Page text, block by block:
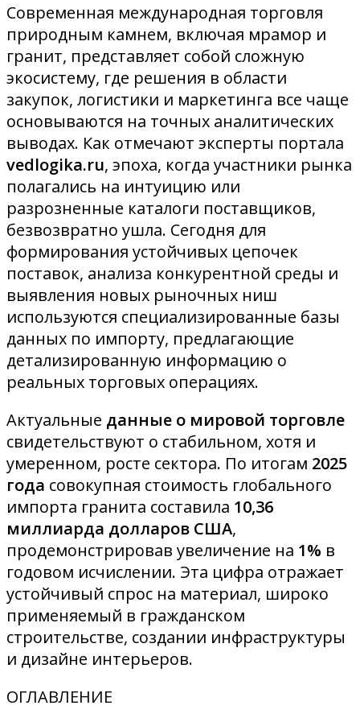
Современная международная торговля
природным камнем, включая мрамор и
гранит, представляет собой сложную
экосистему, где решения в области
закупок, логистики и маркетинга все чаще
основываются на точных аналитических
выводах. Как отмечают эксперты портала
vedlogika.ru, эпоха, когда участники рынка
полагались на интуицию или
разрозненные каталоги поставщиков,
безвозвратно ушла. Сегодня для
формирования устойчивых цепочек
поставок, анализа конкурентной среды и
выявления новых рыночных ниш
используются специализированные базы
данных по импорту, предлагающие
детализированную информацию о
реальных торговых операциях.
Актуальные данные о мировой торговле
свидетельствуют о стабильном, хотя и
умеренном, росте сектора. По итогам 2025
года совокупная стоимость глобального
импорта гранита составила 10,36
миллиарда долларов США,
продемонстрировав увеличение на 1% в
годовом исчислении. Эта цифра отражает
устойчивый спрос на материал, широко
применяемый в гражданском
строительстве, создании инфраструктуры
и дизайне интерьеров.
ОГЛАВЛЕНИЕ